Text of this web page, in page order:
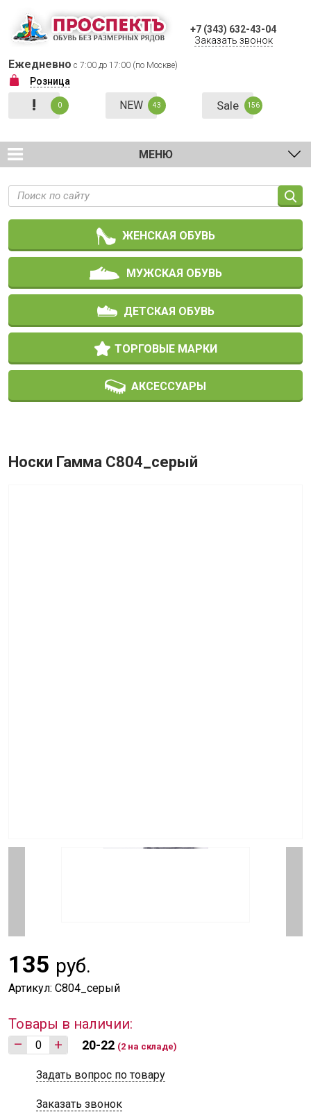
+7 (343) 632-43-04
Заказать звонок
Ежедневно с 7:00 до 17:00 (по Москве)
Розница
! 0 NEW 43 Sale 156
МЕНЮ
ЖЕНСКАЯ ОБУВЬ
МУЖСКАЯ ОБУВЬ
ДЕТСКАЯ ОБУВЬ
ТОРГОВЫЕ МАРКИ
АКСЕССУАРЫ
Носки Гамма С804_серый
135 руб.
Артикул: С804_серый
Товары в наличии:
–
+ 20-22 (2 на складе)
Задать вопрос по товару
Заказать звонок